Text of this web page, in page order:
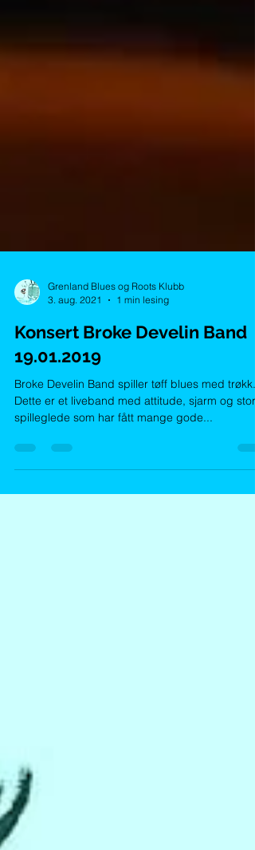
3. aug. 2021
1 min lesing
Konsert Broke Develin Band
19.01.2019
Broke Develin Band spiller tøff blues med trøkk.
spilleglede som har fått mange gode...